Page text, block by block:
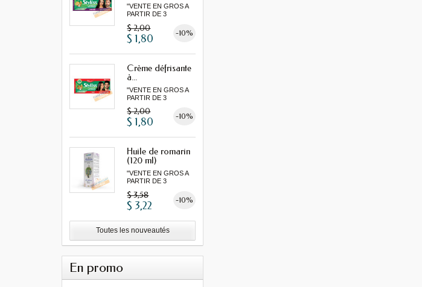
"VENTE EN GROS A
PARTIR DE 3
$ 2,00 -10%
$ 1,80
Crème défrisante
à...
"VENTE EN GROS A
PARTIR DE 3
$ 2,00 -10%
$ 1,80
Huile de romarin
(120 ml)
"VENTE EN GROS A
PARTIR DE 3
$ 3,58 -10%
$ 3,22
Toutes les nouveautés
En promo